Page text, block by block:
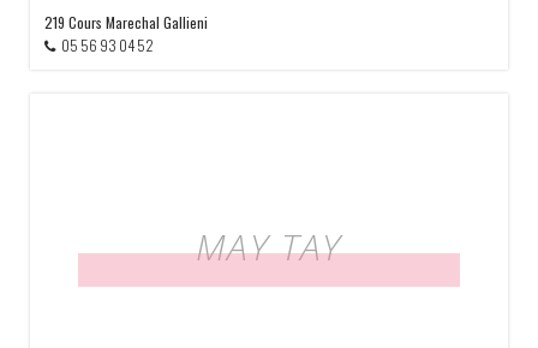
219 Cours Marechal Gallieni
05 56 93 04 52
MAY TAY